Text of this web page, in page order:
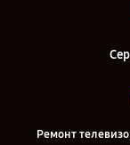
Ремонт